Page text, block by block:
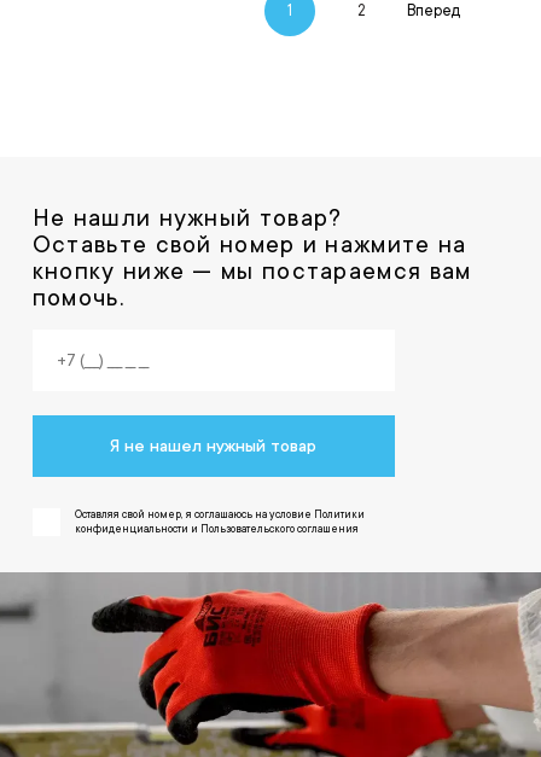
1 2 Вперед
Не нашли нужный товар?
Оставьте свой номер и нажмите на
кнопку ниже — мы постараемся вам
помочь.
Я не нашел нужный товар
Оставляя свой номер, я соглашаюсь на условие Политики
конфиденциальности и Пользовательского соглашения